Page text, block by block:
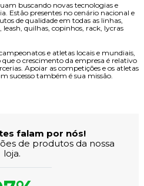
buscando novas tecnologias e
Estão presentes no cenário nacional e
de qualidade em todas as linhas,
leash, quilhas, copinhos, rack, lycras
e atletas locais e mundiais,
o crescimento da empresa é relativo
Apoiar as competições e os atletas
sucesso também é sua missão.
falam por nós!
de produtos da nossa
loja.